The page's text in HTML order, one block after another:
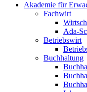
Akademie für
Fachwirt
Ada-
Betriebswirt
Buchhaltung